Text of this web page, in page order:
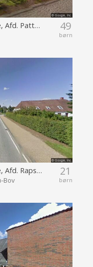
49
børn
Deutscher Kindergärten Apenrade, Afd. Pattburg
21
børn
Deutscher Kindergärten Apenrade, Afd. Rapstedt
Bov